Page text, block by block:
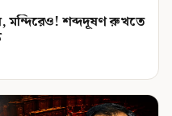
মন্দিরেও! শব্দদূষণ রুখতে